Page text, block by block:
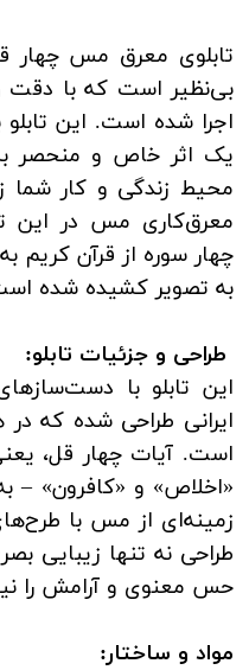
تابلوی معرق مس چهار
بی‌نظیر است که با دقت
یک اثر خاص و منحصر
محیط زندگی و کار شما
معرق‌کاری مس در این
چهار سوره از قرآن کریم
به تصویر کشیده شده
طراحی و جزئیات تابلو:
این تابلو با
ایرانی طراحی شده که
است. آیات چهار قل،
«اخلاص» و «کافرون» –
زمینه‌ای از مس با
طراحی نه تنها زیبایی
حس معنوی و آرامش را
مواد و ساختار: